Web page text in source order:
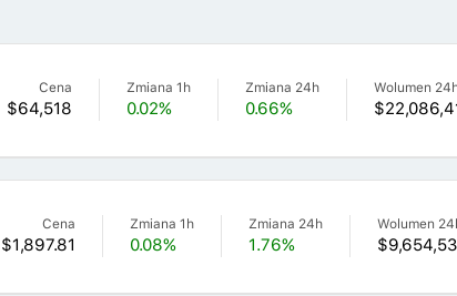
Cena
$64,518
Zmiana 1h
0.02%
Zmiana 24h
0.66%
Wolumen
Cena
$1,897.81
Zmiana 1h
0.08%
Zmiana 24h
1.76%
Wolumen